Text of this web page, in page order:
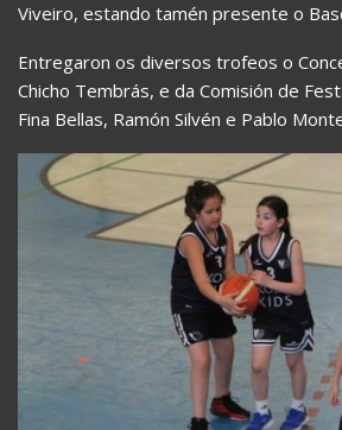
Viveiro, estando tamén presente o
Entregaron os diversos trofeos o
Chicho Tembrás, e da Comisión de
Fina Bellas, Ramón Silvén e Pablo